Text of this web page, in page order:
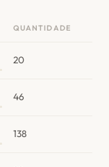
QUANTIDADE
20
46
138